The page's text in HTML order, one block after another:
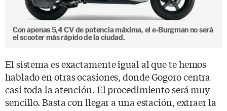
Con apenas 5,4 CV de potencia máxima, el e-Burgman no será
el scooter más rápido de la ciudad.
El sistema es exactamente igual al que te hemos
hablado en otras ocasiones, donde Gogoro centra
casi toda la atención. El procedimiento será muy
sencillo. Basta con llegar a una estación, extraer la